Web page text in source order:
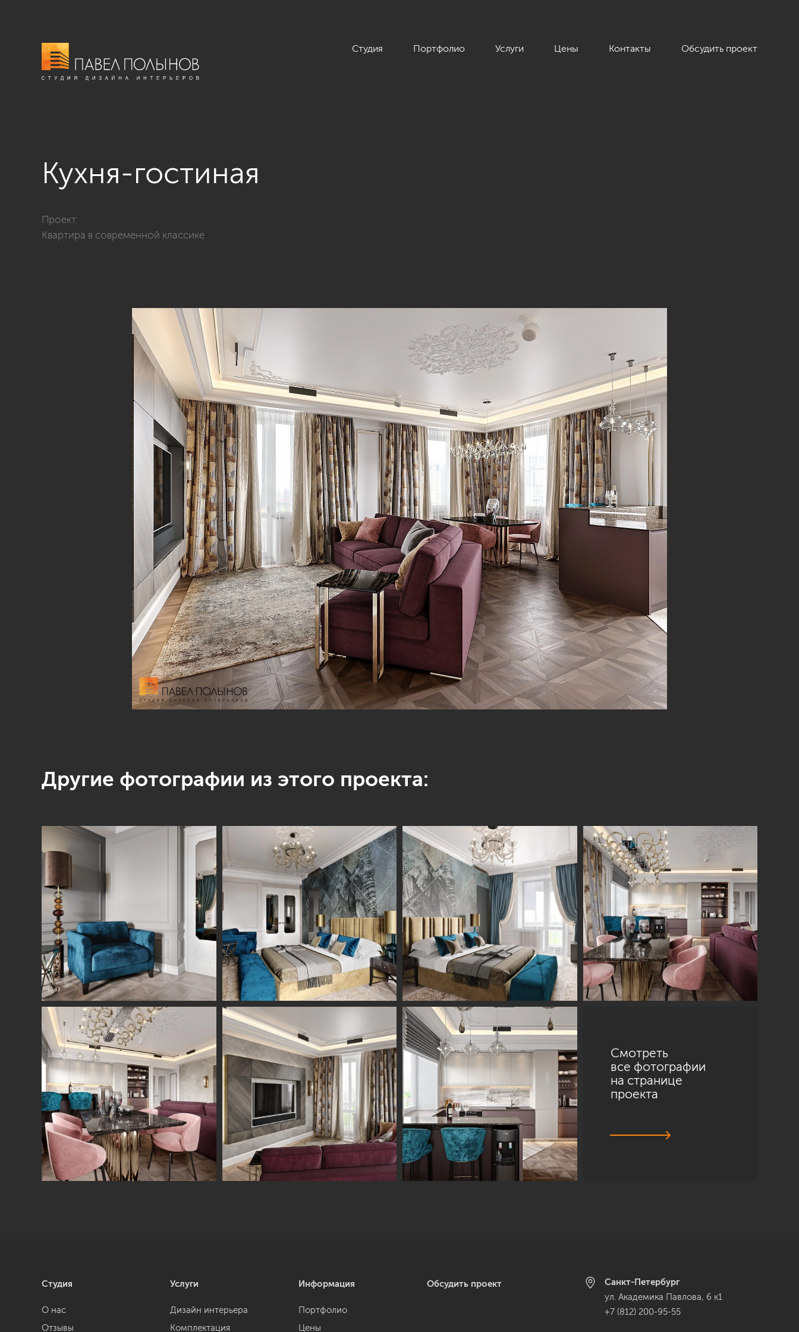
Студия Портфолио Услуги Цены Контакты Обсудить проект
Кухня-гостиная
Проект:
Квартира в современной классике
Другие фотографии из этого проекта:
Смотреть
все фотографии
на странице
проекта
Студия
О нас
Отзывы
Услуги
Дизайн интерьера
Комплектация
Информация
Портфолио
Цены
Обсудить проект
Санкт-Петербург
ул. Академика Павлова, 6 к1
+7 (812) 200-95-55